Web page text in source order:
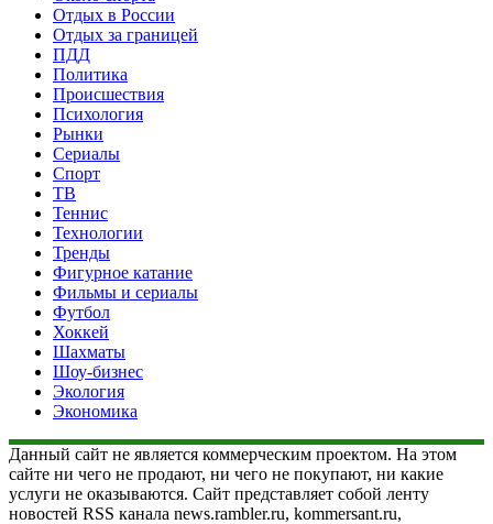
Отдых в России
Отдых за границей
ПДД
Политика
Происшествия
Психология
Рынки
Сериалы
Спорт
ТВ
Теннис
Технологии
Тренды
Фигурное катание
Фильмы и сериалы
Футбол
Хоккей
Шахматы
Шоу-бизнес
Экология
Экономика
Данный сайт не является коммерческим проектом. На этом
сайте ни чего не продают, ни чего не покупают, ни какие
услуги не оказываются. Сайт представляет собой ленту
новостей RSS канала news.rambler.ru, kommersant.ru,